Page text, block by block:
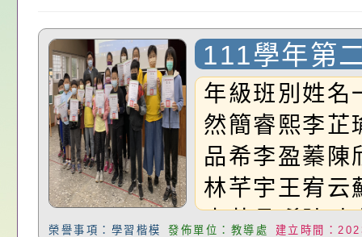
名參加，請查照
一案，請查照。
電影營」、「祖孫樂
「愛『原原』不絕-
樂會」、「邁向下一
列講座及成長團體」
員會函釋公務員留職
赴陸應申請許可一案
中興國民小學115學
期第1次第7-9招代課
甄選公告
本校「115學年度國
校課程計畫」核定一
轉知教育部國民及學
辦理「115年度教育
前教育署辦理性別平
公告:桃園市政府腸
施問答集
轉知:桃園市交通局
111學年第
中評量各班
年級班別姓名
然簡睿熙李芷
品希李盈蓁陳
林芊宇王宥云
忠黃品晞陳劭
榮譽事項：學習楷模 發佈單位：教導處 建立時間：